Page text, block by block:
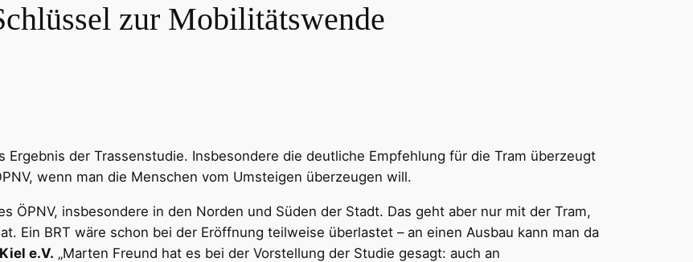
zur Mobilitätswende
Ergebnis der Trassenstudie. Insbesondere die deutliche Empfehlung für die Tram überzeugt
wenn man die Menschen vom Umsteigen überzeugen will.
ÖPNV, insbesondere in den Norden und Süden der Stadt. Das geht aber nur mit der Tram,
Ein BRT wäre schon bei der Eröffnung teilweise überlastet – an einen Ausbau kann man da
e.V. „Marten Freund hat es bei der Vorstellung der Studie gesagt: auch an